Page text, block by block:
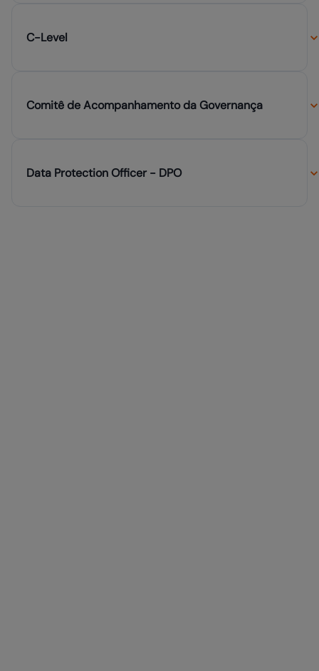
C-Level
Comitê de Acompanhamento da Governança
Data Protection Officer - DPO